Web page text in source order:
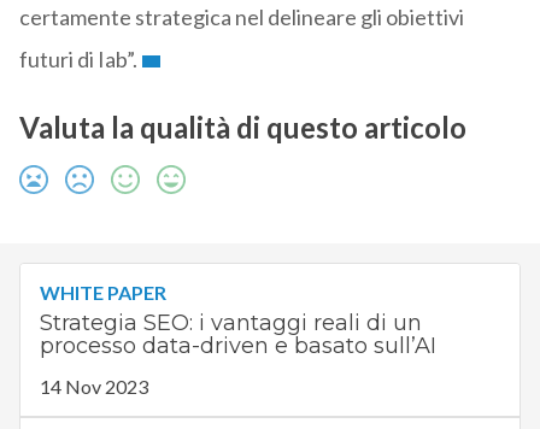
certamente strategica nel delineare gli obiettivi
futuri di Iab”.
Valuta la qualità di questo articolo
WHITE PAPER
Strategia SEO: i vantaggi reali di un
processo data-driven e basato sull’AI
14 Nov 2023